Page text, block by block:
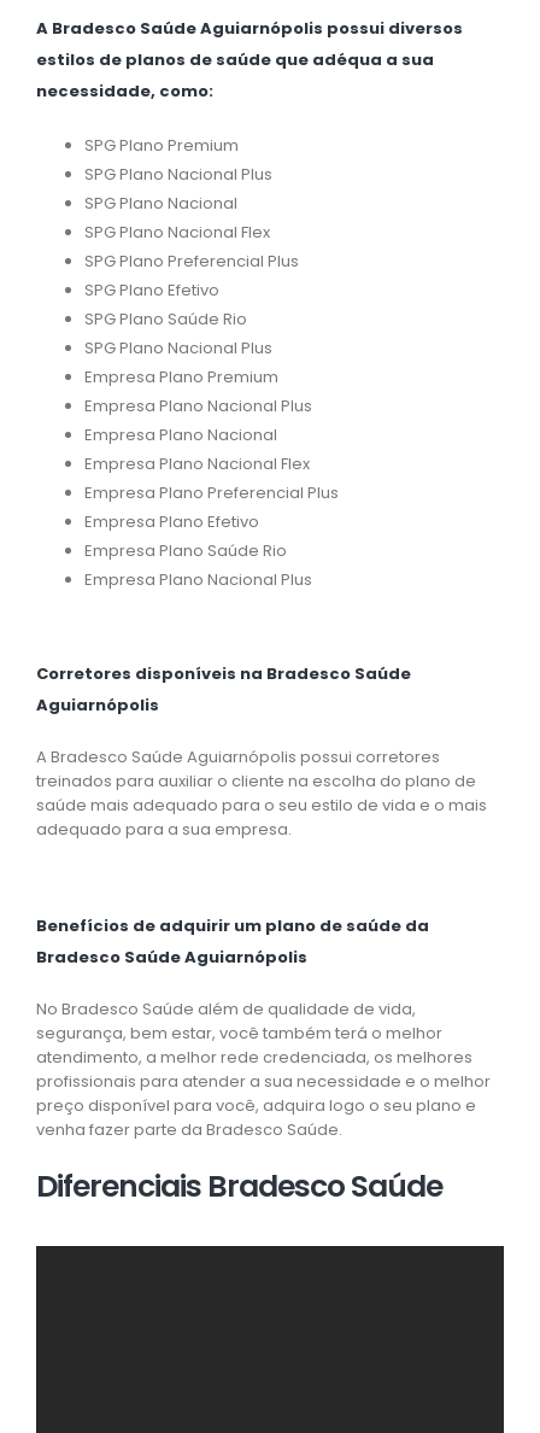
A Bradesco Saúde Aguiarnópolis possui diversos
estilos de planos de saúde que adéqua a sua
necessidade, como:
SPG Plano Premium
SPG Plano Nacional Plus
SPG Plano Nacional
SPG Plano Nacional Flex
SPG Plano Preferencial Plus
SPG Plano Efetivo
SPG Plano Saúde Rio
SPG Plano Nacional Plus
Empresa Plano Premium
Empresa Plano Nacional Plus
Empresa Plano Nacional
Empresa Plano Nacional Flex
Empresa Plano Preferencial Plus
Empresa Plano Efetivo
Empresa Plano Saúde Rio
Empresa Plano Nacional Plus
Corretores disponíveis na Bradesco Saúde
Aguiarnópolis
A Bradesco Saúde Aguiarnópolis possui corretores
treinados para auxiliar o cliente na escolha do plano de
saúde mais adequado para o seu estilo de vida e o mais
adequado para a sua empresa.
Benefícios de adquirir um plano de saúde da
Bradesco Saúde Aguiarnópolis
No Bradesco Saúde além de qualidade de vida,
segurança, bem estar, você também terá o melhor
atendimento, a melhor rede credenciada, os melhores
profissionais para atender a sua necessidade e o melhor
preço disponível para você, adquira logo o seu plano e
venha fazer parte da Bradesco Saúde.
Diferenciais Bradesco Saúde